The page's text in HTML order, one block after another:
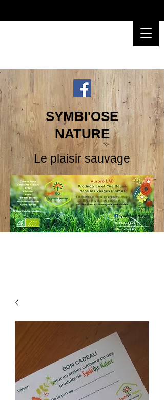
SYMBI'OSE
NATURE
Le plaisir sauvage